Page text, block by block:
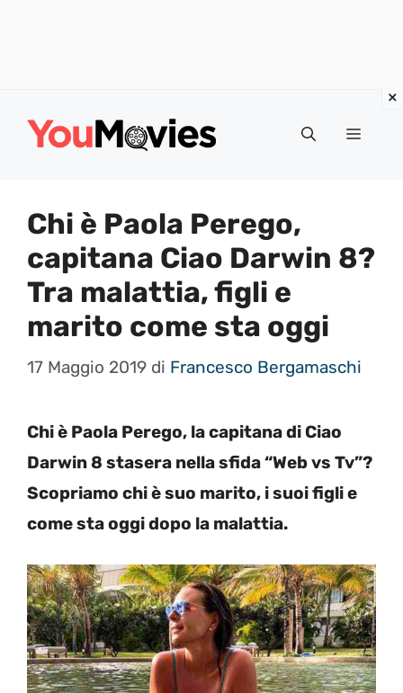
Menu
Chi è Paola Perego,
capitana Ciao Darwin 8?
Tra malattia, figli e
marito come sta oggi
17 Maggio 2019 di Francesco Bergamaschi
Chi è Paola Perego, la capitana di Ciao
Darwin 8 stasera nella sfida “Web vs Tv”?
Scopriamo chi è suo marito, i suoi figli e
come sta oggi dopo la malattia.